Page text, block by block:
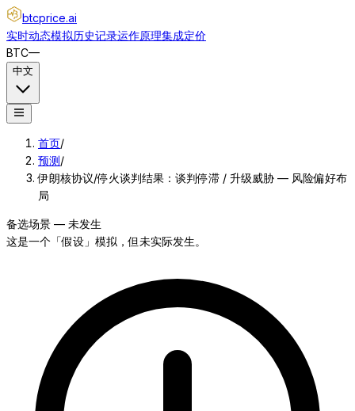
btcprice.ai
实时动态模拟历史记录运作原理集成定价
BTC—
中文
首页/
预测/
伊朗核协议/停火谈判结果：谈判停滞 / 升级威胁 — 风险偏好布
局
备选场景 — 未发生
这是一个「假设」模拟，但未实际发生。